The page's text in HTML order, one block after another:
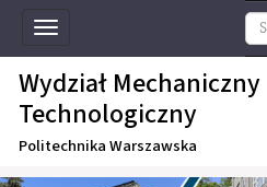
Toggle
navigation
Wydział Mechaniczny
Technologiczny
Politechnika Warszawska